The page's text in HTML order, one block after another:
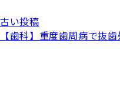
古い投稿
【歯科】重度歯周病で抜